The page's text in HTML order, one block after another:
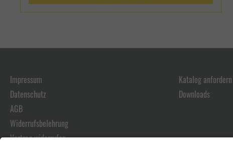
Impressum
Datenschutz
AGB
Widerrufsbelehrung
Vertrag widerrufen
Katalog anfordern
Downloads